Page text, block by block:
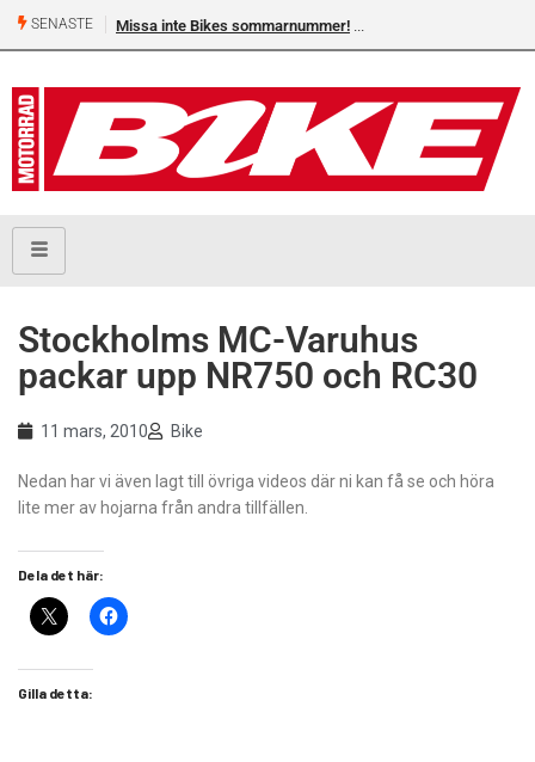
SENASTE Missa inte Bikes sommarnummer!
Stockholms MC-Varuhus
packar upp NR750 och RC30
11 mars, 2010 Bike
Nedan har vi även lagt till övriga videos där ni kan få se och höra
lite mer av hojarna från andra tillfällen.
Dela det här:
Gilla detta: